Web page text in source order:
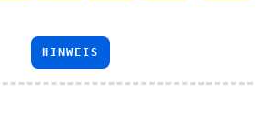
HINWEIS